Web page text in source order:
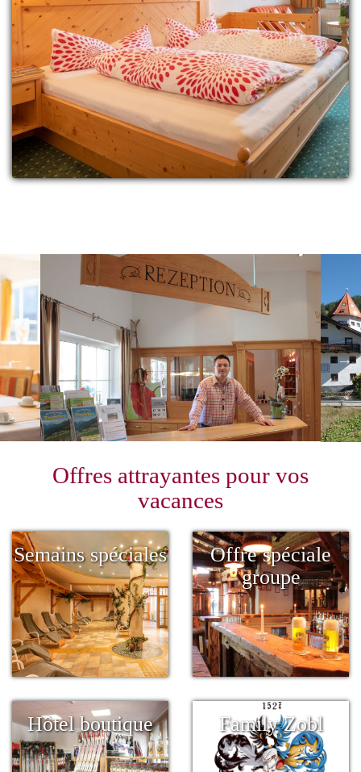
Offres attrayantes pour vos
vacances
Semains spéciales
Offre spéciale
groupe
Hôtel boutique Family Zobl